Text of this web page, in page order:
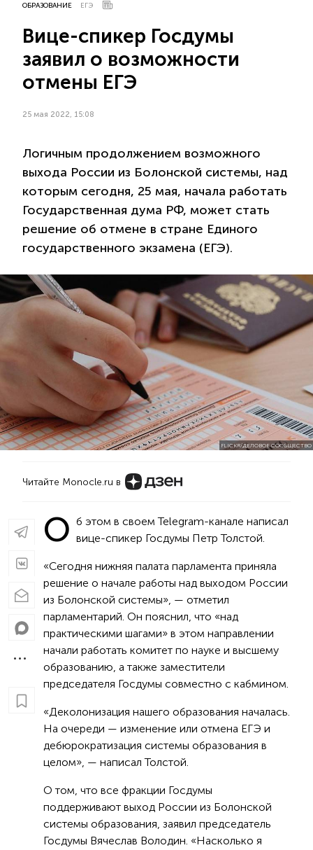
ОБРАЗОВАНИЕ ЕГЭ
Вице-спикер Госдумы
заявил о возможности
отмены ЕГЭ
25 мая 2022, 15:08
Логичным продолжением возможного
выхода России из Болонской системы, над
которым сегодня, 25 мая, начала работать
Государственная дума РФ, может стать
решение об отмене в стране Единого
государственного экзамена (ЕГЭ).
FLICKR/ДЕЛОВОЕ СООБЩЕСТВО
Читайте Monocle.ru в
О б этом в своем Telegram-канале написал
вице-спикер Госдумы Петр Толстой.
«Сегодня нижняя палата парламента приняла
решение о начале работы над выходом России
из Болонской системы», — отметил
парламентарий. Он пояснил, что «над
практическими шагами» в этом направлении
начали работать комитет по науке и высшему
образованию, а также заместители
председателя Госдумы совместно с кабмином.
«Деколонизация нашего образования началась.
На очереди — изменение или отмена ЕГЭ и
дебюрократизация системы образования в
целом», — написал Толстой.
О том, что все фракции Госдумы
поддерживают выход России из Болонской
системы образования, заявил председатель
Госдумы Вячеслав Володин. «Насколько я